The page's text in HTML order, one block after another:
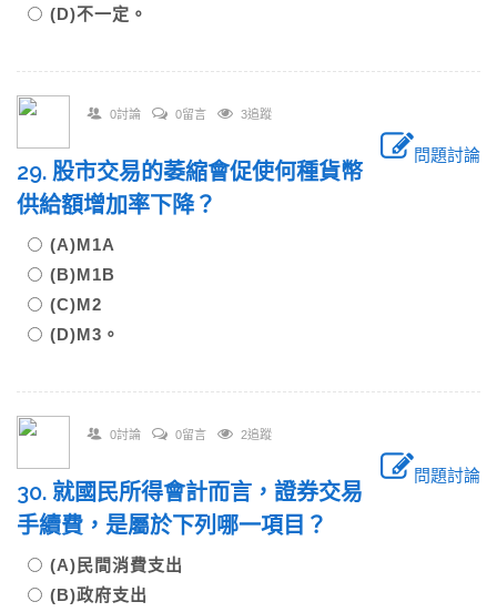
(D)不一定。
0討論 0留言 3追蹤
問題討論
29. 股市交易的萎縮會促使何種貨幣
供給額增加率下降？
(A)M1A
(B)M1B
(C)M2
(D)M3。
0討論 0留言 2追蹤
問題討論
30. 就國民所得會計而言，證券交易
手續費，是屬於下列哪一項目？
(A)民間消費支出
(B)政府支出